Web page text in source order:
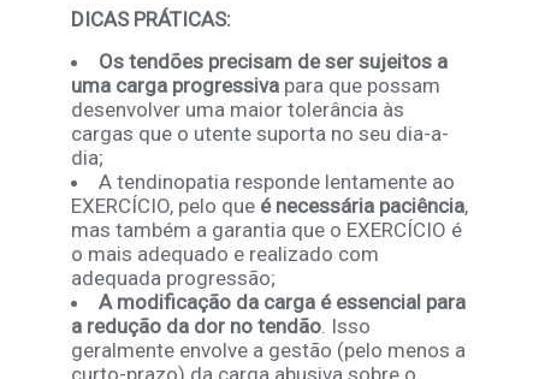
DICAS PRÁTICAS:
Os tendões precisam de ser sujeitos a
uma carga progressiva para que possam
desenvolver uma maior tolerância às
cargas que o utente suporta no seu dia-a-
dia;
A tendinopatia responde lentamente ao
EXERCÍCIO, pelo que é necessária paciência,
mas também a garantia que o EXERCÍCIO é
o mais adequado e realizado com
adequada progressão;
A modificação da carga é essencial para
a redução da dor no tendão. Isso
geralmente envolve a gestão (pelo menos a
curto-prazo) da carga abusiva sobre o